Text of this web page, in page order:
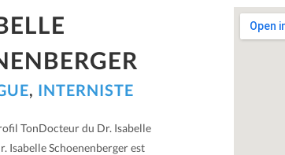
, INTERNISTE
TonDocteur du Dr. Isabelle
Isabelle Schoenenberger est